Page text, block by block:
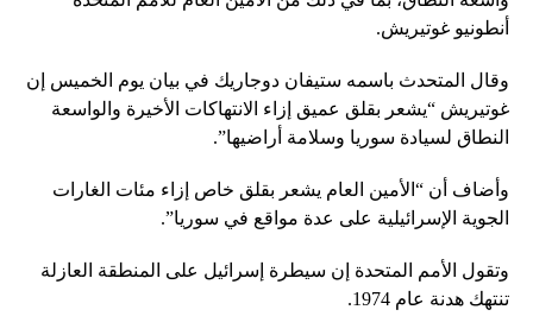
أنطونيو غوتيريش.
وقال المتحدث باسمه ستيفان دوجاريك في بيان يوم الخميس إن
غوتيريش “يشعر بقلق عميق إزاء الانتهاكات الأخيرة والواسعة
النطاق لسيادة سوريا وسلامة أراضيها”.
وأضاف أن “الأمين العام يشعر بقلق خاص إزاء مئات الغارات
الجوية الإسرائيلية على عدة مواقع في سوريا”.
وتقول الأمم المتحدة إن سيطرة إسرائيل على المنطقة العازلة
تنتهك هدنة عام 1974.